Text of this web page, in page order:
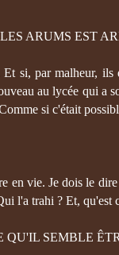
ARUMS EST
si, par malheur, ils
au lycée qui a
si c'était
en vie. Je dois le
l'a trahi ? Et,
SEMBLE